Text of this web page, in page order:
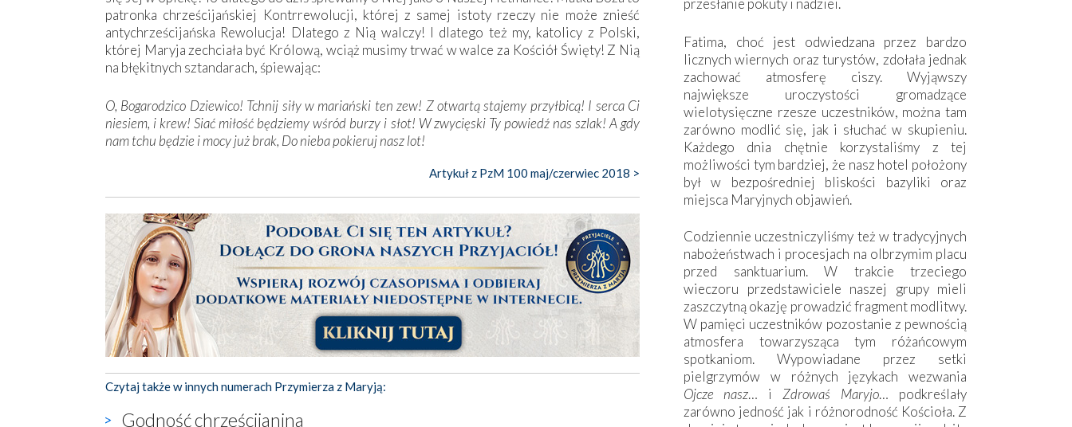
patronka chrześcijańskiej Kontrrewolucji, której z samej istoty rzeczy nie może znieść
antychrześcijańska Rewolucja! Dlatego z Nią walczy! I dlatego też my, katolicy z Polski,
której Maryja zechciała być Królową, wciąż musimy trwać w walce za Kościół Święty! Z Nią
na błękitnych sztandarach, śpiewając:
O, Bogarodzico Dziewico! Tchnij siły w mariański ten zew! Z otwartą stajemy przyłbicą! I serca Ci
niesiem, i krew! Siać miłość będziemy wśród burzy i słot! W zwycięski Ty powiedź nas szlak! A gdy
nam tchu będzie i mocy już brak, Do nieba pokieruj nasz lot!
Artykuł z PzM 100 maj/czerwiec 2018 >
Czytaj także w innych numerach Przymierza z Maryją:
Godność chrześcijanina
przesłanie pokuty i nadziei.
Fatima, choć jest odwiedzana przez bardzo
licznych wiernych oraz turystów, zdołała jednak
zachować atmosferę ciszy. Wyjąwszy
największe uroczystości gromadzące
wielotysięczne rzesze uczestników, można tam
zarówno modlić się, jak i słuchać w skupieniu.
Każdego dnia chętnie korzystaliśmy z tej
możliwości tym bardziej, że nasz hotel położony
był w bezpośredniej bliskości bazyliki oraz
miejsca Maryjnych objawień.
Codziennie uczestniczyliśmy też w tradycyjnych
nabożeństwach i procesjach na olbrzymim placu
przed sanktuarium. W trakcie trzeciego
wieczoru przedstawiciele naszej grupy mieli
zaszczytną okazję prowadzić fragment modlitwy.
W pamięci uczestników pozostanie z pewnością
atmosfera towarzysząca tym różańcowym
spotkaniom. Wypowiadane przez setki
pielgrzymów w różnych językach wezwania
Ojcze nasz… i Zdrowaś Maryjo… podkreślały
zarówno jedność jak i różnorodność Kościoła. Z